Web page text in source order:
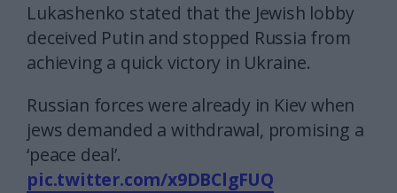
Lukashenko stated that the Jewish lobby
deceived Putin and stopped Russia from
achieving a quick victory in Ukraine.
Russian forces were already in Kiev when
jews demanded a withdrawal, promising a
‘peace deal’.
pic.twitter.com/x9DBClgFUQ